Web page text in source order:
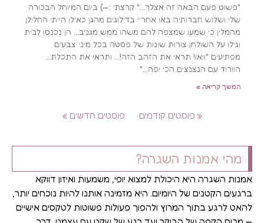
מהי אמנות השגרה?
אמנות השגרה היא היכולת למצוא יופי, משמעות ואיזון דווקא
ברגעים הקטנים של היומיום. היא מזמינה אותנו להיות נוכחים יותר,
להאט לרגע בתוך המרוץ ולהפוך פעולות פשוטות לטקסים אישיים
"פשוט פעם הבאה זה אצלך…" קרצתי :—) ביום המיוחל הבכורה
שלי ושלוש חברותיה באו אחריי בדילוגים מהגן כאילו הייתי החלילן
מהמלין כי שמעו שמצפה להם משהו ממש מגניב… הן נכנסו לבית
וגילו על השולחן צורות שונות של פסטה בכל מיני צבעים
מפתיעים "וואו! תראי את הזהב הזה!… ותראי את התכלת…
הוורוד עם הנצנצים הכי יפה…"
המשך קריאה »
« פוסטים קודמים פוסטים חדשים »